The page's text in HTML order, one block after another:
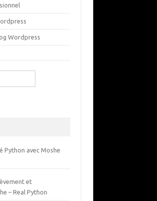
Wordpress
Python avec Moshe
et
– Real Python